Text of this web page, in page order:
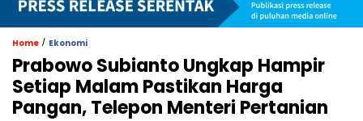
Home / Ekonomi
Prabowo Subianto Ungkap Hampir
Setiap Malam Pastikan Harga
Pangan, Telepon Menteri Pertanian